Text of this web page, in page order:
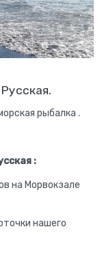
рыбалка .
:
на Морвокзале
нашего